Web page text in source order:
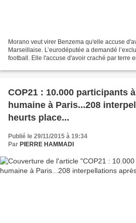
Morano veut virer Benzema qu'elle accuse
Marseillaise. L’eurodéputée a demandé
football. Elle l'accuse d'avoir craché par terre
COP21 : 10.000 participants
humaine à Paris...208
heurts place...
Publié le 29/11/2015 à 19:34
Par PIERRE HAMMADI